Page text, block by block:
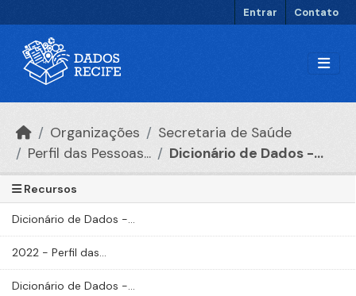
Entrar Contato
Organizações
Secretaria de Saúde
Perfil das Pessoas...
Dicionário de Dados -...
Recursos
Dicionário de Dados -...
2022 - Perfil das...
Dicionário de Dados -...